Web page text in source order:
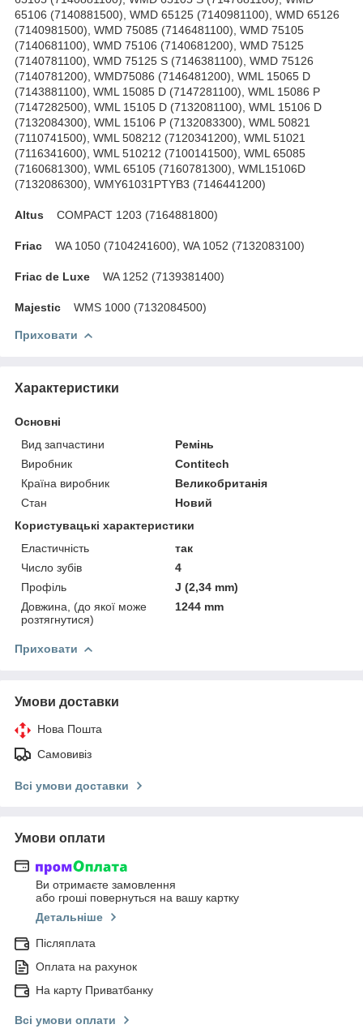
65106 (7140881500), WMD 65125 (7140981100), WMD 65126
(7140981500), WMD 75085 (7146481100), WMD 75105
(7140681100), WMD 75106 (7140681200), WMD 75125
(7140781100), WMD 75125 S (7146381100), WMD 75126
(7140781200), WMD75086 (7146481200), WML 15065 D
(7143881100), WML 15085 D (7147281100), WML 15086 P
(7147282500), WML 15105 D (7132081100), WML 15106 D
(7132084300), WML 15106 P (7132083300), WML 50821
(7110741500), WML 508212 (7120341200), WML 51021
(7116341600), WML 510212 (7100141500), WML 65085
(7160681300), WML 65105 (7160781300), WML15106D
(7132086300), WMY61031PTYB3 (7146441200)
Altus COMPACT 1203 (7164881800)
Friac WA 1050 (7104241600), WA 1052 (7132083100)
Friac de Luxe WA 1252 (7139381400)
Majestic WMS 1000 (7132084500)
Приховати
Характеристики
Основні
Вид запчастини
Ремінь
Виробник
Contitech
Країна виробник
Великобританія
Стан
Новий
Користувацькі характеристики
Еластичність
так
Число зубів
4
Профіль
J (2,34 mm)
Довжина, (до якої може
розтягнутися)
1244 mm
Приховати
Умови доставки
Нова Пошта
Самовивіз
Всі умови доставки
Умови оплати
Ви отримаєте замовлення
або гроші повернуться на вашу картку
Детальніше
Післяплата
Оплата на рахунок
На карту Приватбанку
Всі умови оплати